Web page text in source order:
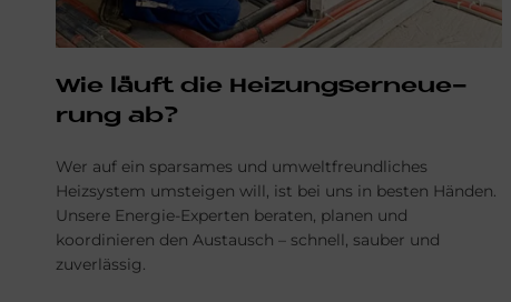
Wie läuft die Hei­zungs­er­neue­
rung ab?
Wer auf ein sparsames und umweltfreundliches
Heizsystem umsteigen will, ist bei uns in besten Händen.
Unsere Energie-Experten beraten, planen und
koordinieren den Austausch – schnell, sauber und
zuverlässig.